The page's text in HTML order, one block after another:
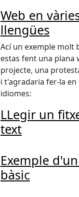
Web en
llengües
Ací un exemple molt
estas fent una plana
projecte, una
i t'agradaria fer-la
idiomes:
LLegir un
text
Exemple
bàsic